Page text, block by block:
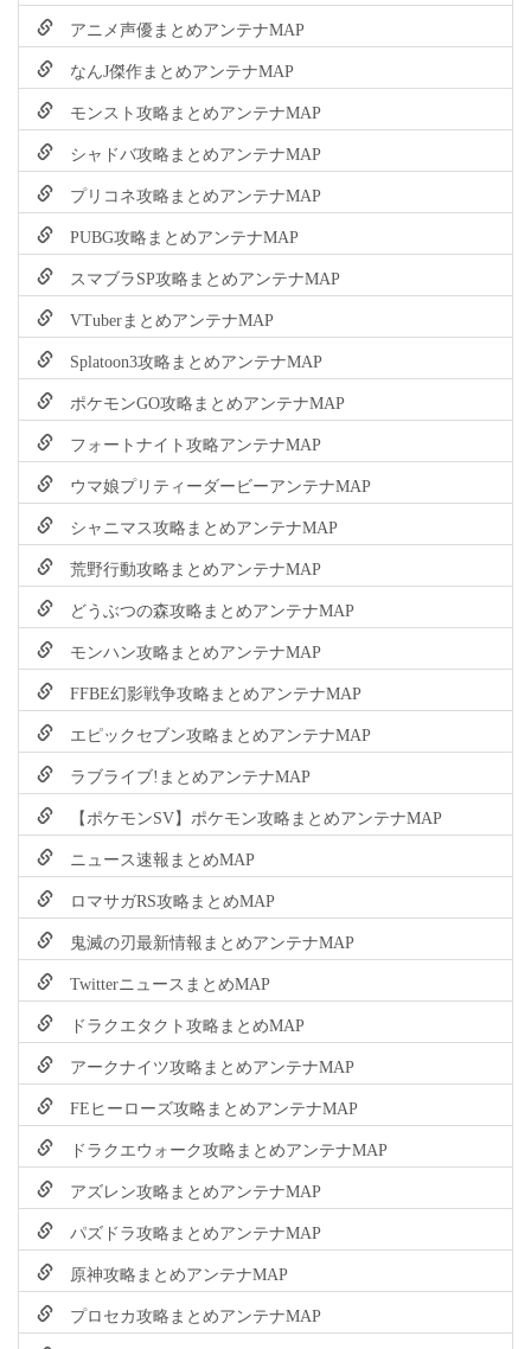
アニメ声優まとめアンテナMAP
なんJ傑作まとめアンテナMAP
モンスト攻略まとめアンテナMAP
シャドバ攻略まとめアンテナMAP
プリコネ攻略まとめアンテナMAP
PUBG攻略まとめアンテナMAP
スマブラSP攻略まとめアンテナMAP
VTuberまとめアンテナMAP
Splatoon3攻略まとめアンテナMAP
ポケモンGO攻略まとめアンテナMAP
フォートナイト攻略アンテナMAP
ウマ娘プリティーダービーアンテナMAP
シャニマス攻略まとめアンテナMAP
荒野行動攻略まとめアンテナMAP
どうぶつの森攻略まとめアンテナMAP
モンハン攻略まとめアンテナMAP
FFBE幻影戦争攻略まとめアンテナMAP
エピックセブン攻略まとめアンテナMAP
ラブライブ!まとめアンテナMAP
【ポケモンSV】ポケモン攻略まとめアンテナMAP
ニュース速報まとめMAP
ロマサガRS攻略まとめMAP
鬼滅の刃最新情報まとめアンテナMAP
TwitterニュースまとめMAP
ドラクエタクト攻略まとめMAP
アークナイツ攻略まとめアンテナMAP
FEヒーローズ攻略まとめアンテナMAP
ドラクエウォーク攻略まとめアンテナMAP
アズレン攻略まとめアンテナMAP
パズドラ攻略まとめアンテナMAP
原神攻略まとめアンテナMAP
プロセカ攻略まとめアンテナMAP